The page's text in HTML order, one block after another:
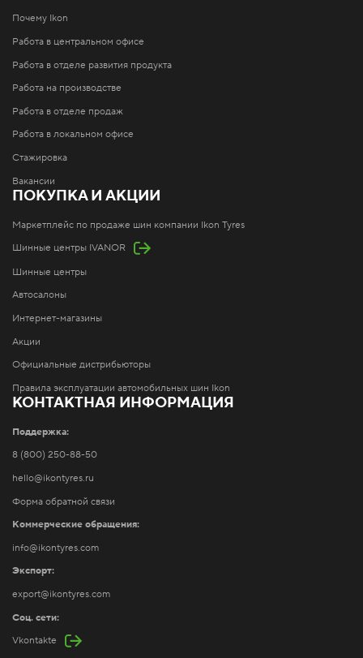
Почему Ikon
Работа в центральном офисе
Работа в отделе развития продукта
Работа на производстве
Работа в отделе продаж
Работа в локальном офисе
Стажировка
Вакансии
ПОКУПКА И АКЦИИ
Маркетплейс по продаже шин компании Ikon Tyres
Шинные центры IVANOR
Шинные центры
Автосалоны
Интернет-магазины
Акции
Официальные дистрибьюторы
Правила эксплуатации автомобильных шин Ikon
КОНТАКТНАЯ ИНФОРМАЦИЯ
Поддержка:
8 (800) 250-88-50
hello@ikontyres.ru
Форма обратной связи
Коммерческие обращения:
info@ikontyres.com
Экспорт:
export@ikontyres.com
Соц. сети:
Vkontakte